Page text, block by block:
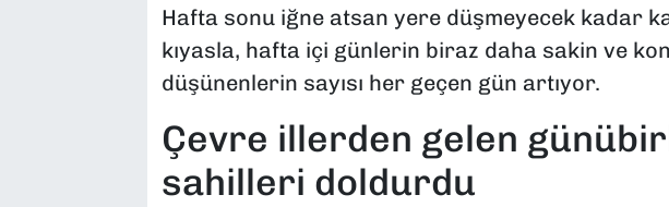
Hafta sonu iğne atsan yere düşmeyecek kadar
kıyasla, hafta içi günlerin biraz daha sakin ve
düşünenlerin sayısı her geçen gün artıyor.
Çevre illerden gelen
sahilleri doldurdu